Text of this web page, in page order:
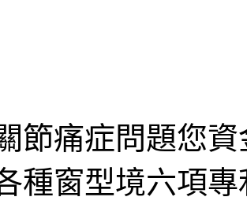
節痛症問題您資
種窗型境六項